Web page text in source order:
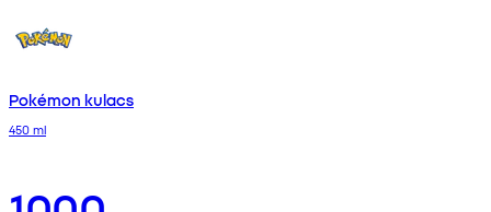
Pokémon kulacs
450 ml